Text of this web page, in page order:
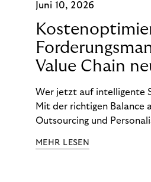
Juni 10, 2026
Value Chain
Wer jetzt auf intelligente
Mit der richtigen Balance
Outsourcing und
Ergebnisse sichern.
MEHR LESEN